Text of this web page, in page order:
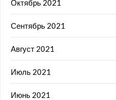
Октябрь 2021
Сентябрь 2021
Август 2021
Июль 2021
Июнь 2021